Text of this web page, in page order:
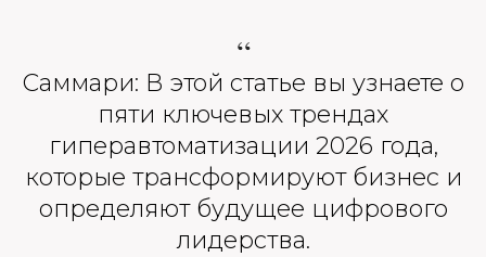
“
Саммари: В этой статье вы узнаете о
пяти ключевых трендах
гиперавтоматизации 2026 года,
которые трансформируют бизнес и
определяют будущее цифрового
лидерства.